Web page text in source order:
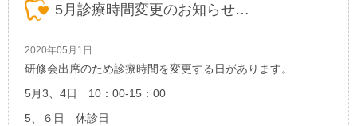
5月診療時間変更のお知らせ…
2020年05月1日
研修会出席のため診療時間を変更する日があります。
5月3、4日 10：00-15：00
5、６日 休診日